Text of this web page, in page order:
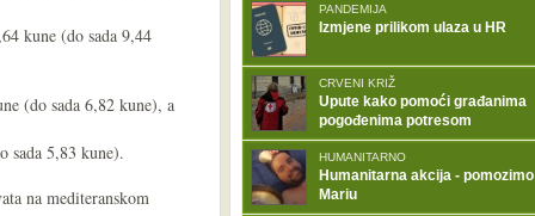
kune (do sada 9,44
(do sada 6,82 kune), a
sada 5,83 kune).
na mediteranskom
PANDEMIJA
Izmjene prilikom ulaza u HR
CRVENI KRIŽ
Upute kako pomoći građanima
pogođenima potresom
HUMANITARNO
Humanitarna akcija - pomozimo
Mariu